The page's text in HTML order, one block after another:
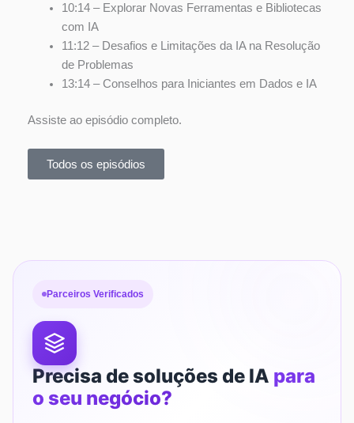
10:14 – Explorar Novas Ferramentas e Bibliotecas
com IA
11:12 – Desafios e Limitações da IA na Resolução
de Problemas
13:14 – Conselhos para Iniciantes em Dados e IA
Assiste ao episódio completo.
Todos os episódios
Parceiros Verificados
Precisa de soluções de IA para
o seu negócio?